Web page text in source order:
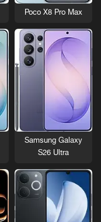
Poco X8 Pro Max
Samsung Galaxy
S26 Ultra